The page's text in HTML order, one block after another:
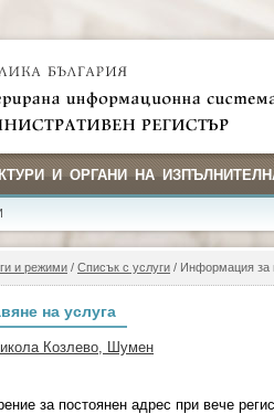
И ОРГАНИ НА
и режими / Списък с услуги / Информация за
на услуга
Козлево, Шумен
за постоянен адрес при вече